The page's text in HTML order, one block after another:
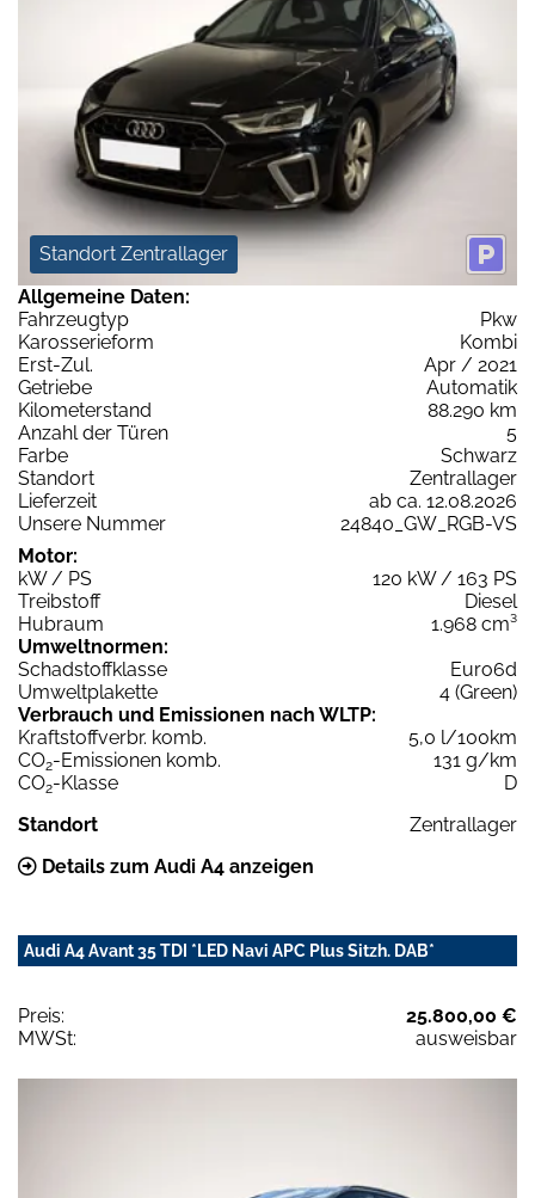
Standort Zentrallager
Allgemeine Daten:
Fahrzeugtyp
Pkw
Karosserieform
Kombi
Erst-Zul.
Apr / 2021
Getriebe
Automatik
Kilometerstand
88.290 km
Anzahl der Türen
5
Farbe
Schwarz
Standort
Zentrallager
Lieferzeit
ab ca. 12.08.2026
Unsere Nummer
24840_GW_RGB-VS
Motor:
kW / PS
120 kW / 163 PS
Treibstoff
Diesel
Hubraum
1.968 cm³
Umweltnormen:
Schadstoffklasse
Euro6d
Umweltplakette
4 (Green)
Verbrauch und Emissionen nach WLTP:
Kraftstoffverbr. komb.
5,0 l/100km
CO2-Emissionen komb.
131 g/km
CO2-Klasse
D
Standort
Zentrallager
Details zum Audi A4 anzeigen
Audi A4 Avant 35 TDI *LED Navi APC Plus Sitzh. DAB*
Preis:
25.800,00 €
MWSt:
ausweisbar